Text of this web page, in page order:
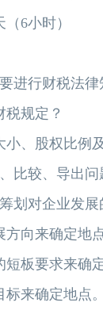
（6小时）
进行财税法律
税规定？
小、股权比例
比较、导出问
划对企业发展
向来确定地点
板要求来确
来确定地点。